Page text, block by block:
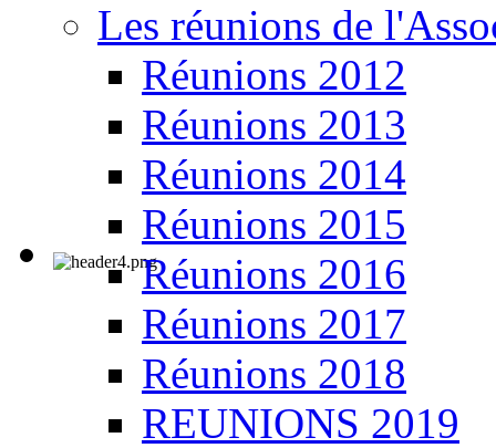
Les réunions de
Réunions 2012
Réunions 2013
Réunions 2014
Réunions 2015
Réunions 2016
Réunions 2017
Réunions 2018
REUNIONS 2019